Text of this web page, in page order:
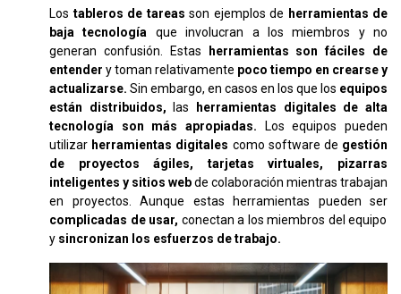
Los tableros de tareas son ejemplos de herramientas de
baja tecnología que involucran a los miembros y no
generan confusión. Estas
herramientas son fáciles de
entender y toman relativamente poco tiempo en crearse y
actualizarse. Sin embargo, en casos en los que los equipos
están distribuidos, las
herramientas digitales de alta
tecnología son más apropiadas. Los equipos pueden
utilizar herramientas digitales como software de gestión
de proyectos ágiles, tarjetas virtuales, pizarras
inteligentes y sitios webde colaboración mientras trabajan
en proyectos. Aunque estas herramientas pueden ser
complicadas de usar, conectan a los miembros del equipo
y sincronizan los esfuerzos de trabajo.